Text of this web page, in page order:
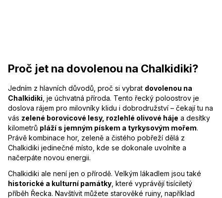
Proč jet na dovolenou na Chalkidiki?
Jedním z hlavních důvodů, proč si vybrat dovolenou na
Chalkidiki , je úchvatná příroda. Tento řecký poloostrov je
doslova rájem pro milovníky klidu i dobrodružství – čekají tu na
vás zelené borovicové lesy, rozlehlé olivové háje a desítky
kilometrů pláží s jemným pískem a tyrkysovým mořem.
Právě kombinace hor, zeleně a čistého pobřeží dělá z
Chalkidiki jedinečné místo, kde se dokonale uvolníte a
načerpáte novou energii.
Chalkidiki ale není jen o přírodě. Velkým lákadlem jsou také
historické a kulturní památky , které vyprávějí tisíciletý
příběh Řecka. Navštívit můžete starověké ruiny, například